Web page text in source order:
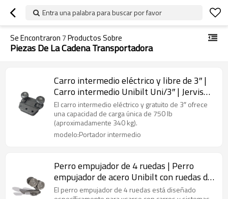
Entra una palabra para buscar por favor
Se Encontraron7Productos Sobre
Piezas De La Cadena Transportadora
Carro intermedio eléctrico y libre de 3″ |
Carro intermedio Unibilt Uni/3″ | Jervis
Webb F17011
El carro intermedio eléctrico y gratuito de 3″ ofrece
una capacidad de carga única de 750 lb
(aproximadamente 340 kg).
modelo:Portador intermedio
Perro empujador de 4 ruedas | Perro
empujador de acero Unibilt con ruedas de
acero 27810
El perro empujador de 4 ruedas está diseñado